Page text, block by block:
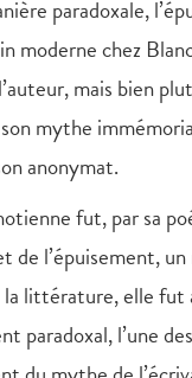
paradoxale,
moderne chez
mais bien
mythe
anonymat.
fut, par sa
l’épuisement, un
littérature, elle fut
paradoxal, l’une